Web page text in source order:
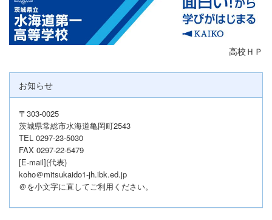
高校ＨＰ
お知らせ
〒303-0025
茨城県常総市水海道亀岡町2543
TEL 0297-23-5030
FAX 0297-22-5479
[E-mail](代表)
koho＠mitsukaido1-jh.ibk.ed.jp
＠を小文字に直してご利用ください。